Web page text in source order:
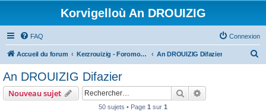
Korvigelloù An DROUIZIG
FAQ Connexion
Accueil du forum Kerzrouizig - Foromoù An Drouizig An DROUIZIG Difazier
An DROUIZIG Difazier
Nouveau sujet Rechercher
50 sujets • Page 1 sur 1